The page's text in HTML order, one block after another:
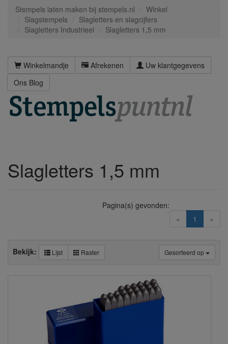
Stempels laten maken bij stempels.nl
Winkel
Slagstempels
Slagletters en slagcijfers
Slagletters Industrieel
Slagletters 1,5 mm
Winkelmandje Afrekenen
Uw klantgegevens
Ons Blog
Slagletters 1,5 mm
« 1 (current)
»
Pagina(s) gevonden:
Gesorteerd op
Bekijk: Lijst Raster